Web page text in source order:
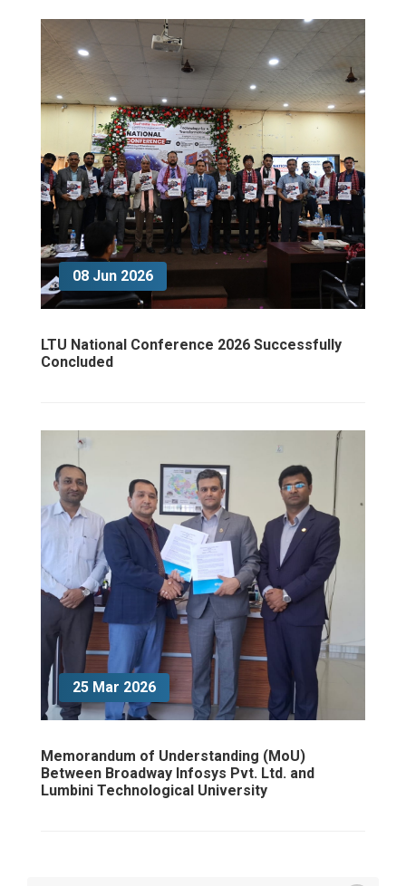
08 Jun 2026
LTU National Conference 2026 Successfully
Concluded
25 Mar 2026
Memorandum of Understanding (MoU)
Between Broadway Infosys Pvt. Ltd. and
Lumbini Technological University